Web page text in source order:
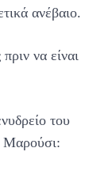
ανέβαιο.
να είναι
του
Μαρούσι: